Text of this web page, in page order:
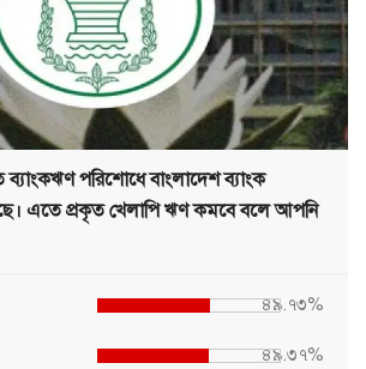
পরিশোধে বাংলাদেশ ব্যাংক
এতে প্রকৃত খেলাপি ঋণ কমবে বলে আপনি
৪৯.৭৩%
৪৯.৩৭%